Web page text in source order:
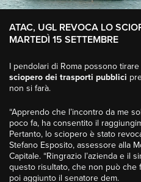
ATAC, UGL REVOCA LO
MARTEDÌ 15 SETTEMBRE
I pendolari di Roma possono
sciopero dei trasporti pubblici
non si farà.
“Apprendo che l’incontro da me
poco fa, ha consentito il
Pertanto, lo sciopero è stato
Stefano Esposito, assessore alla
Capitale. “Ringrazio l’azienda e il
questo risultato, che non può che
poi aggiunto il senatore dem.